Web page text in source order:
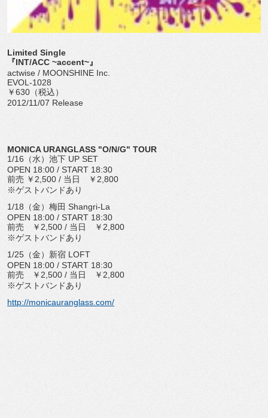
Limited Single
『INT/ACC ~accent~』
actwise / MOONSHINE Inc.
EVOL-1028
￥630（税込）
2012/11/07 Release
MONICA URANGLASS "O/N/G" TOUR
1/16（水）池下 UP SET
OPEN 18:00 / START 18:30
前売 ￥2,500 / 当日 ￥2,800
※ゲストバンドあり
1/18（金）梅田 Shangri-La
OPEN 18:00 / START 18:30
前売 ￥2,500 / 当日 ￥2,800
※ゲストバンドあり
1/25（金）新宿 LOFT
OPEN 18:00 / START 18:30
前売 ￥2,500 / 当日 ￥2,800
※ゲストバンドあり
http://monicauranglass.com/